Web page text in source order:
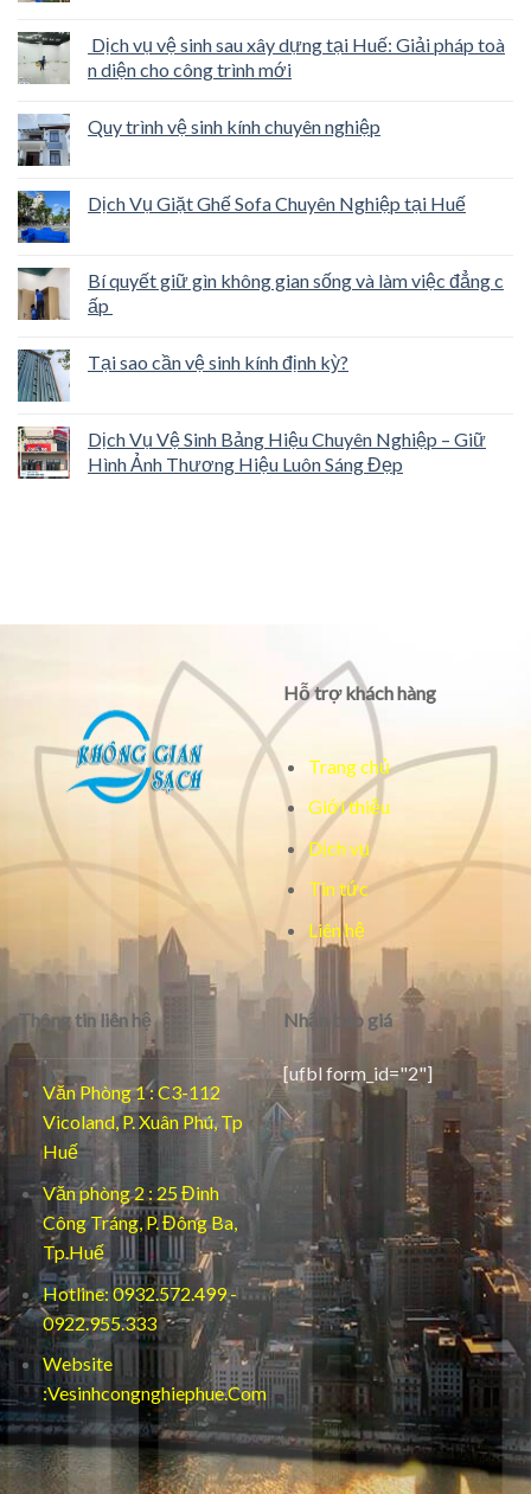
Dịch vụ vệ sinh sau xây dựng tại Huế: Giải pháp toà
n diện cho công trình mới
Quy trình vệ sinh kính chuyên nghiệp
Dịch Vụ Giặt Ghế Sofa Chuyên Nghiệp tại Huế
Bí quyết giữ gìn không gian sống và làm việc đẳng c
ấp
Tại sao cần vệ sinh kính định kỳ?
Dịch Vụ Vệ Sinh Bảng Hiệu Chuyên Nghiệp – Giữ
Hình Ảnh Thương Hiệu Luôn Sáng Đẹp
Hỗ trợ khách hàng
Trang chủ
Giới thiệu
Dịch vụ
Tin tức
Liên hệ
Thông tin liên hệ
Văn Phòng 1 : C3-112
Vicoland, P. Xuân Phú, Tp
Huế
Văn phòng 2 : 25 Đinh
Công Tráng, P. Đông Ba,
Tp.Huế
Hotline: 0932.572.499 -
0922.955.333
Website
:Vesinhcongnghiephue.Com
Nhận báo giá
[ufbl form_id="2"]